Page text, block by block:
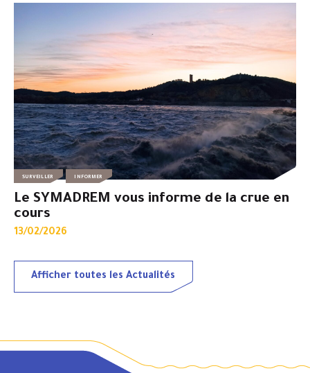
SURVEILLER INFORMER
Le SYMADREM vous informe de la crue en
cours
13/02/2026
Afficher toutes les Actualités